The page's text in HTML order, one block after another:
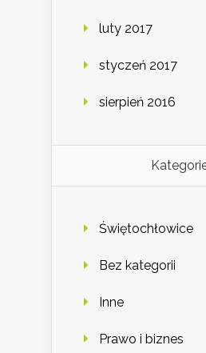
luty 2017
styczeń 2017
sierpień 2016
Świętochłowice
Bez kategorii
Inne
Prawo i biznes